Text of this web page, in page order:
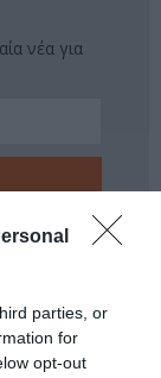
parties, or
for
opt-out
νέα για